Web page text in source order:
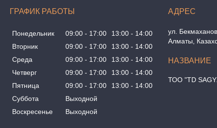
ГРАФИК РАБОТЫ
Понедельник 09:00 17:00 13:00
14:00
Вторник
09:00 17:00 13:00
14:00
Среда
09:00 17:00 13:00
14:00
Четверг
09:00 17:00 13:00
14:00
Пятница
09:00 17:00 13:00
14:00
Суббота
Выходной
Воскресенье
Выходной
ул.
Алматы,
ТОО "TD